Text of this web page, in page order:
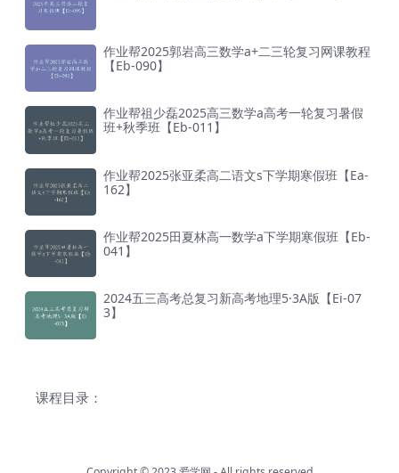
作业帮2025郭岩高三数学a+二三轮复习网课教程
【Eb-090】
作业帮祖少磊2025高三数学a高考一轮复习暑假
班+秋季班【Eb-011】
作业帮2025张亚柔高二语文s下学期寒假班【Ea-
162】
作业帮2025田夏林高一数学a下学期寒假班【Eb-
041】
2024五三高考总复习新高考地理5·3A版【Ei-07
3】
课程目录：